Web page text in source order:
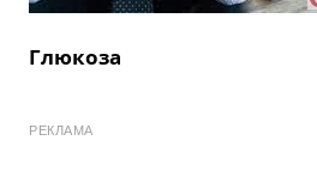
Глюкоза
РЕКЛАМА